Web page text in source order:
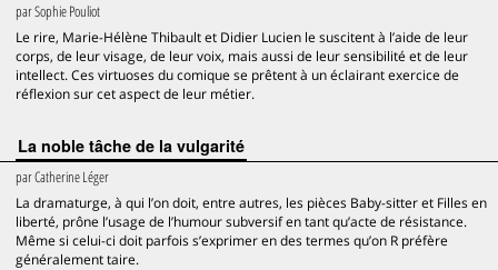
parSophie Pouliot
Le rire, Marie-Hélène Thibault et Didier Lucien le suscitent à l’aide de leur
corps, de leur visage, de leur voix, mais aussi de leur sensibilité et de leur
intellect. Ces virtuoses du comique se prêtent à un éclairant exercice de
réflexion sur cet aspect de leur métier.
La noble tâche de la vulgarité
parCatherine Léger
La dramaturge, à qui l’on doit, entre autres, les pièces Baby-sitter et Filles en
liberté, prône l’usage de l’humour subversif en tant qu’acte de résistance.
Même si celui-ci doit parfois s’exprimer en des termes qu’on R préfère
généralement taire.